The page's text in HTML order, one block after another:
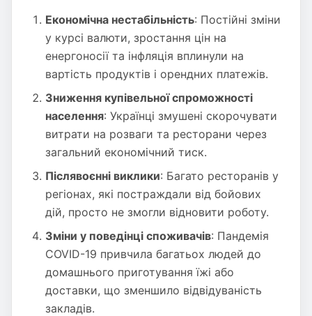
Економічна нестабільність: Постійні зміни
у курсі валюти, зростання цін на
енергоносії та інфляція вплинули на
вартість продуктів і орендних платежів.
Зниження купівельної спроможності
населення: Українці змушені скорочувати
витрати на розваги та ресторани через
загальний економічний тиск.
Післявоєнні виклики: Багато ресторанів у
регіонах, які постраждали від бойових
дій, просто не змогли відновити роботу.
Зміни у поведінці споживачів: Пандемія
COVID-19 привчила багатьох людей до
домашнього приготування їжі або
доставки, що зменшило відвідуваність
закладів.